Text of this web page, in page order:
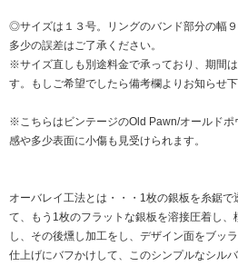
◎サイズは１３号。リングのバンド部分の幅９
多少の誤差はご了承ください。
※サイズ直しも別途料金で承っており、期間
す。もしご希望でしたら備考欄よりお知らせ下
※こちらはビンテージのOld Pawn/オールド
感や多少表面に小傷も見受けられます。
オーバレイ工法とは・・・1枚の銀板を糸鋸
て、もう1枚のフラットな銀板を溶接圧着し、
し、その後燻し加工をし、デザイン面をブッ
仕上げにバフかけして、このシンプルなシル